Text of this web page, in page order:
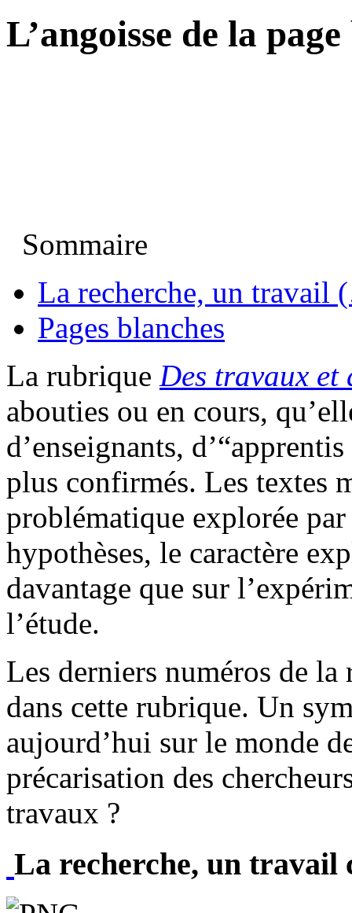
L’angoisse de la
Sommaire
La recherche, un
Pages blanches
La rubrique Des travaux et
abouties ou en cours,
d’enseignants,
plus confirmés. Les textes
problématique explorée
hypothèses, le caractère
davantage que sur
l’étude.
Les derniers numéros de la
dans cette rubrique. Un
aujourd’hui sur le monde
précarisation des
travaux ?
La recherche, un travail